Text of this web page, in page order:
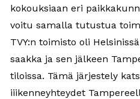
kokouksiaan eri
voitu samalla tutustua
TVY:n toimisto oli
saakka ja sen jälkeen
tiloissa. Tämä järjestely
iiikenneyhteydet